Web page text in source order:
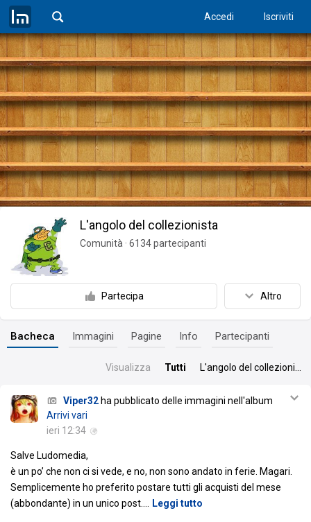
Accedi Iscriviti
L'angolo del collezionista
Comunità · 6134partecipanti
Partecipa Altro
Bacheca Immagini Pagine Info Partecipanti
Visualizza Tutti
Viper32 ha pubblicato delle immagini nell'album
Arrivi vari
ieri 12:34
Salve Ludomedia,
è un po’ che non ci si vede, e no, non sono andato in ferie. Magari.
Semplicemente ho preferito postare tutti gli acquisti del mese
(abbondante) in un unico post.
Leggi tutto